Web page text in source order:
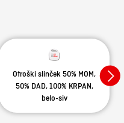
Otroški slinček 50% MOM,
50% DAD, 100% KRPAN,
belo-siv